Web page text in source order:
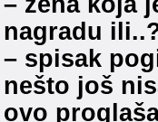
nagradu
– spisak
nešto još
ovo